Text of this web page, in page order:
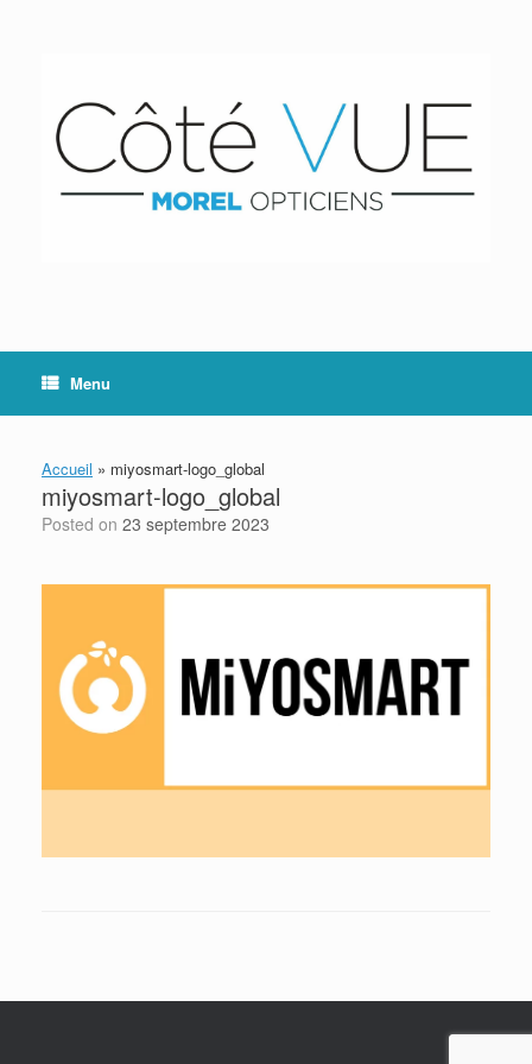
Menu
Accueil » miyosmart-logo_global
miyosmart-logo_global
Posted on 23 septembre 2023